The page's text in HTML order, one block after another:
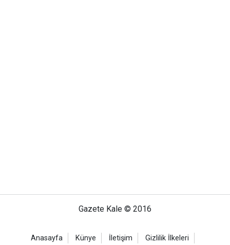
Gazete Kale © 2016
Anasayfa Künye İletişim Gizlilik İlkeleri